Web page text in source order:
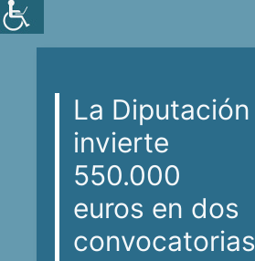
La Diputación
invierte
550.000
euros en dos
convocatorias